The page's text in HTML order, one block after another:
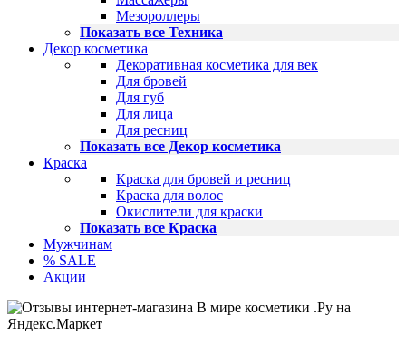
Мезороллеры
Показать все Техника
Декор косметика
Декоративная косметика для век
Для бровей
Для губ
Для лица
Для ресниц
Показать все Декор косметика
Краска
Краска для бровей и ресниц
Краска для волос
Окислители для краски
Показать все Краска
Мужчинам
% SALE
Акции